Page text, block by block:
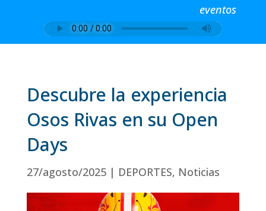
eventos
Descubre la experiencia
Osos Rivas en su Open
Days
27/agosto/2025| DEPORTES, Noticias